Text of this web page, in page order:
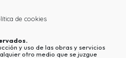
de cookies
y uso de las obras y servicios
otro medio que se juzgue